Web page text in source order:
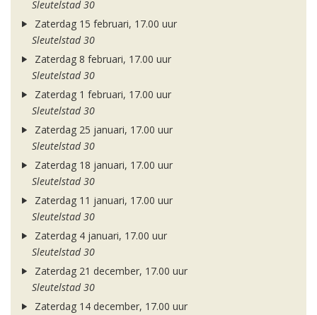
Sleutelstad 30
Zaterdag 15 februari, 17.00 uur
Sleutelstad 30
Zaterdag 8 februari, 17.00 uur
Sleutelstad 30
Zaterdag 1 februari, 17.00 uur
Sleutelstad 30
Zaterdag 25 januari, 17.00 uur
Sleutelstad 30
Zaterdag 18 januari, 17.00 uur
Sleutelstad 30
Zaterdag 11 januari, 17.00 uur
Sleutelstad 30
Zaterdag 4 januari, 17.00 uur
Sleutelstad 30
Zaterdag 21 december, 17.00 uur
Sleutelstad 30
Zaterdag 14 december, 17.00 uur